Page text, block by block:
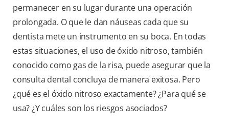
permanecer en su lugar durante una operación
prolongada. O que le dan náuseas cada que su
dentista mete un instrumento en su boca. En todas
estas situaciones, el uso de óxido nitroso, también
conocido como gas de la risa, puede asegurar que la
consulta dental concluya de manera exitosa. Pero
¿qué es el óxido nitroso exactamente? ¿Para qué se
usa? ¿Y cuáles son los riesgos asociados?